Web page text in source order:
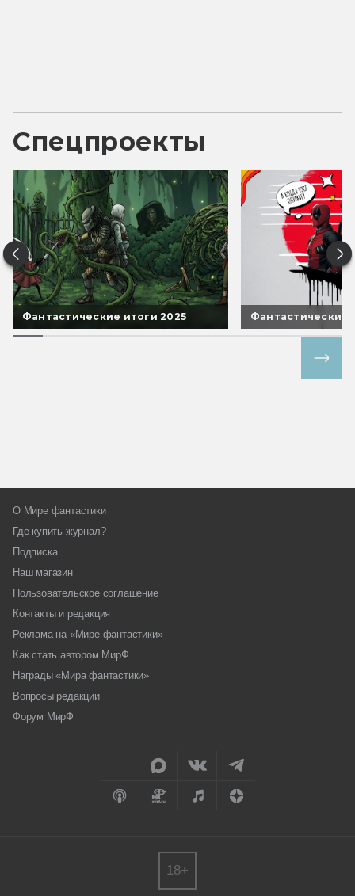
Спецпроекты
Фантастические итоги 2025 Фантастические
О Мире фантастики
Где купить журнал?
Подписка
Наш магазин
Пользовательское соглашение
Контакты и редакция
Реклама на «Мире фантастики»
Как стать автором МирФ
Награды «Мира фантастики»
Вопросы редакции
Форум МирФ
18+